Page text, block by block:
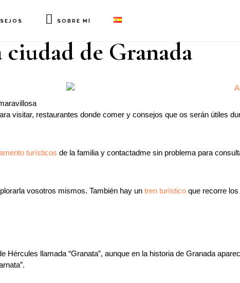
SOBRE MÍ
de Granada
visitar, restaurantes donde comer y consejos que os serán útiles
turísticos de la familia y contactadme sin problema para
vosotros mismos. También hay un tren turístico que recorre los
llamada “Granata”, aunque en la historia de Granada